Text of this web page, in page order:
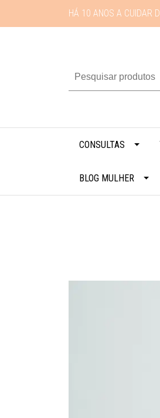
HÁ 10 ANOS A CUIDAR
CONSULTAS
BLOG MULHER